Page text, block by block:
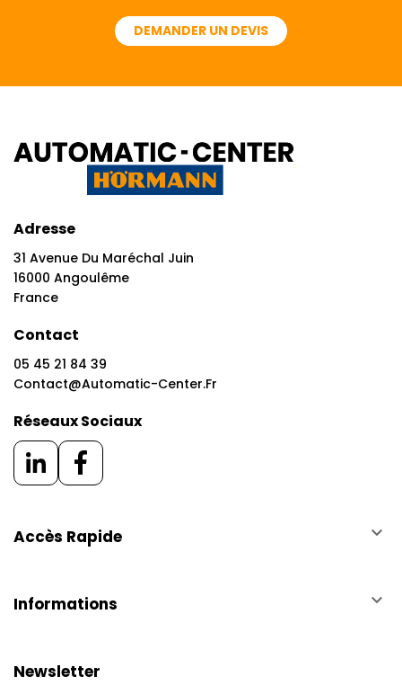
DEMANDER UN DEVIS
Adresse
31 Avenue Du Maréchal Juin
16000 Angoulême
France
Contact
05 45 21 84 39
Contact@automatic-Center.fr
Réseaux Sociaux
Accès Rapide keyboard_arrow_down
Informations keyboard_arrow_down
Newsletter